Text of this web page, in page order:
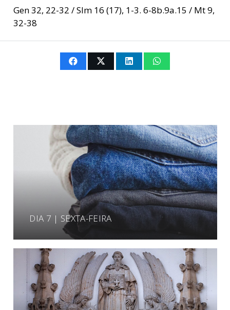
Gen 32, 22-32 / Slm 16 (17), 1-3. 6-8b.9a.15 / Mt 9,
32-38
DIA 7 | SEXTA-FEIRA